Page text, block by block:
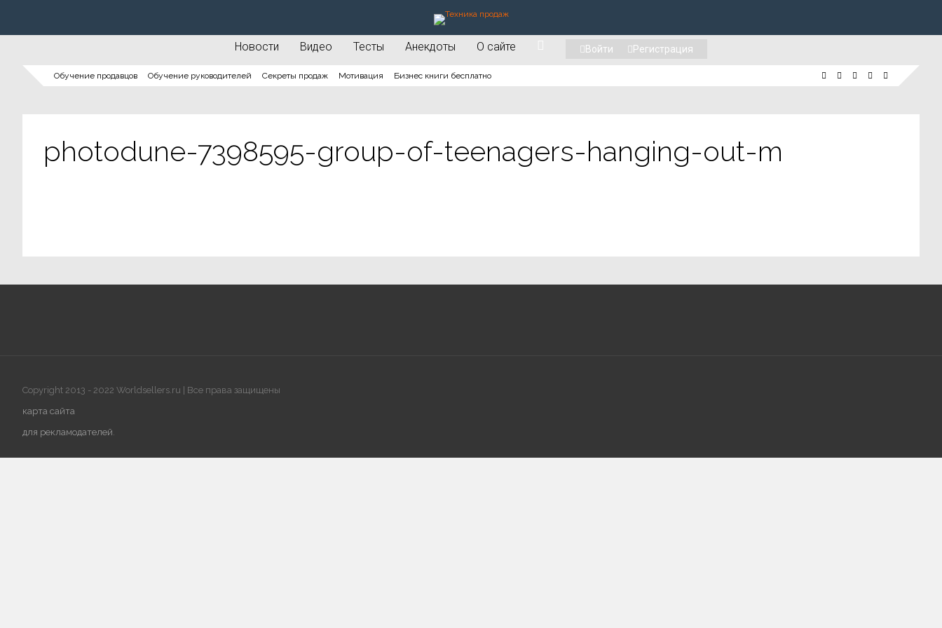
Новости Видео Тесты Анекдоты О сайте Войти Регистрация
Обучение продавцов Обучение руководителей Секреты продаж Мотивация Бизнес книги бесплатно
photodune-7398595-group-of-teenagers-hanging-out-m
Copyright 2013 - 2022 Worldsellers.ru | Все права защищены
карта сайта
для рекламодателей